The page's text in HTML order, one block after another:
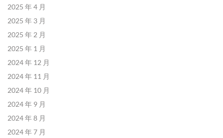
2025 年 4 月
2025 年 3 月
2025 年 2 月
2025 年 1 月
2024 年 12 月
2024 年 11 月
2024 年 10 月
2024 年 9 月
2024 年 8 月
2024 年 7 月